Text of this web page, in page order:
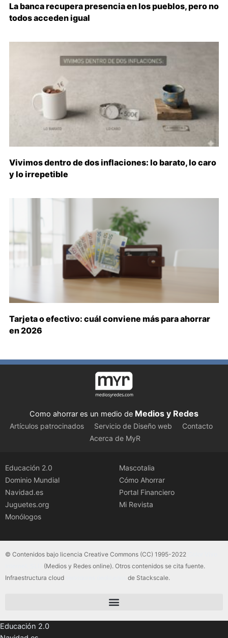
La banca recupera presencia en los pueblos, pero no
todos acceden igual
Vivimos dentro de dos inflaciones: lo barato, lo caro
y lo irrepetible
Tarjeta o efectivo: cuál conviene más para ahorrar
en 2026
Como ahorrar es un medio de Medios y Redes
Artículos patrocinados Servicio de Diseño web
Contacto
Acerca de MyR
Educación 2.0
Dominio Mundial
Navidad.es
Juguetes.org
Monólogos
Mascotalia
Cómo Ahorrar
Portal Financiero
Mi Revista
© Contenidos bajo licencia Creative Commons (CC) 1995-2022
(Medios y Redes online). Otros contenidos se cita fuente.
Infraestructura cloud
de Stackscale.
Educación 2.0